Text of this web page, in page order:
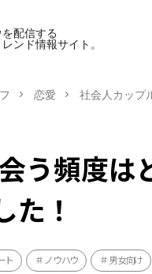
配信する
ンド情報サイト。
恋愛 社会人カップ
う頻度は
た！
ト ノウハウ 男女向け